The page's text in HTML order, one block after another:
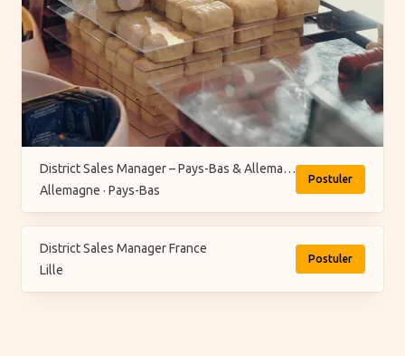
District Sales Manager – Pays-Bas & Allemagne (H/F/X)
Allemagne · Pays-Bas
Postuler
District Sales Manager France
Lille
Postuler